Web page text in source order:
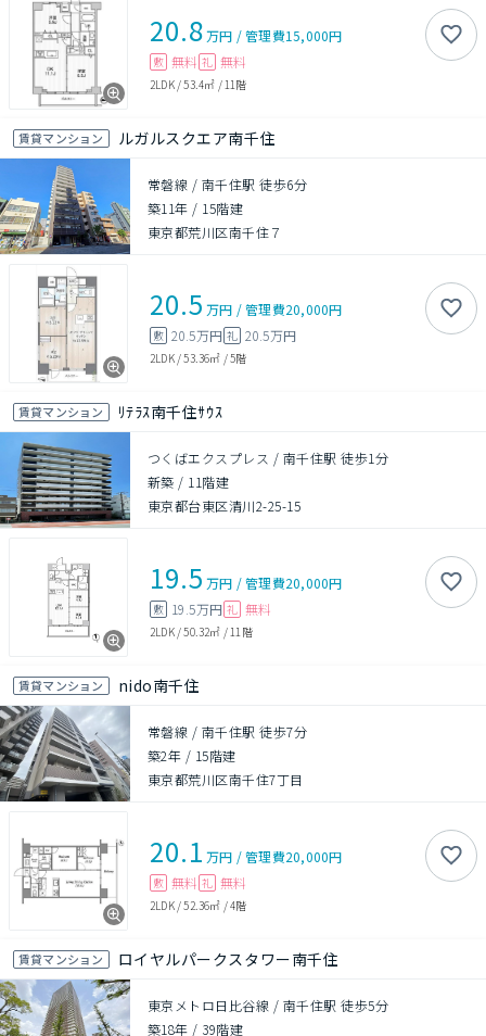
20.8万円 /管理費15,000円
敷 無料 礼 無料
2LDK/53.4㎡ / 11階
賃貸マンション ルガルスクエア南千住
常磐線 / 南千住駅 徒歩6分
築11年 / 15階建
東京都荒川区南千住７
20.5 万円 /管理費20,000円
敷 20.5万円 礼 20.5万円
2LDK/53.36㎡ /5階
賃貸マンション ﾘﾃﾗｽ南千住ｻｳｽ
つくばエクスプレス / 南千住駅 徒歩1分
新築 / 11階建
東京都台東区清川2-25-15
19.5 万円 /管理費20,000円
敷 19.5万円 礼 無料
2LDK/50.32㎡ / 11階
賃貸マンション nido南千住
常磐線 / 南千住駅 徒歩7分
築2年 / 15階建
東京都荒川区南千住7丁目
20.1 万円 /管理費20,000円
敷 無料 礼 無料
2LDK/52.36㎡ /4階
賃貸マンション ロイヤルパークスタワー南千住
東京メトロ日比谷線 / 南千住駅 徒歩5分
築18年 / 39階建